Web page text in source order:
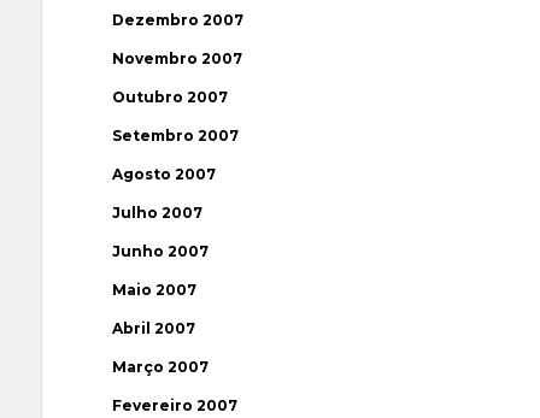
Dezembro 2007
Novembro 2007
Outubro 2007
Setembro 2007
Agosto 2007
Julho 2007
Junho 2007
Maio 2007
Abril 2007
Março 2007
Fevereiro 2007